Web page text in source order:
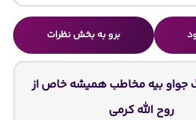
برو به بخش نظرات
جواو بیه مخاطب همیشه خاص از
روح الله کرمی